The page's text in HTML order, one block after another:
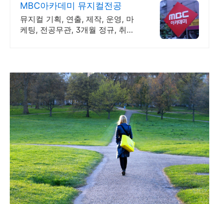
MBC아카데미 뮤지컬전공
뮤지컬 기획, 연출, 제작, 운영, 마
케팅, 전공무관, 3개월 정규, 취업